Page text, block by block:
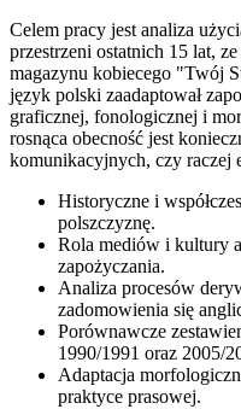
Celem pracy jest analiza
przestrzeni ostatnich 15 lat,
magazynu kobiecego "Twój
język polski zaadaptował
graficznej, fonologicznej i
rosnąca obecność jest
komunikacyjnych, czy raczej
Historyczne i
polszczyznę.
Rola mediów i kultury
zapożyczania.
Analiza procesów
zadomowienia się
Porównawcze
1990/1991 oraz 2005/
Adaptacja
praktyce prasowej.